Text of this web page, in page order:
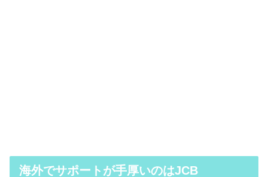
海外でサポートが手厚いのはJCB